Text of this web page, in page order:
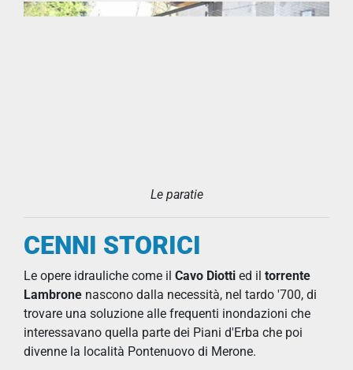
Le paratie
CENNI STORICI
Le opere idrauliche come il Cavo Diotti ed il torrente
Lambrone nascono dalla necessità, nel tardo '700, di
trovare una soluzione alle frequenti inondazioni che
interessavano quella parte dei Piani d'Erba che poi
divenne la località Pontenuovo di Merone.